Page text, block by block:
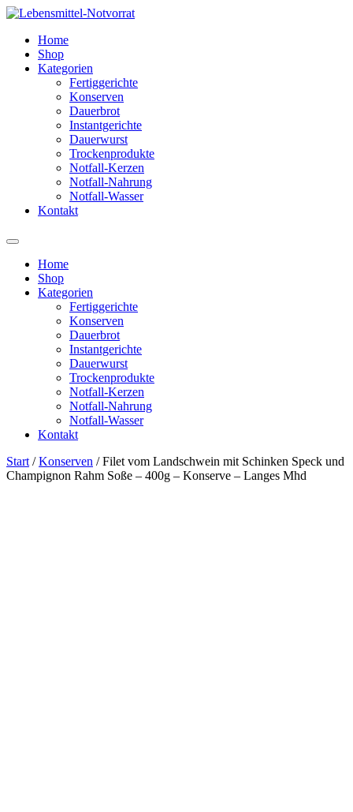
Zum
springenHome
Shop
Kategorien
Fertiggerichte
Konserven
Dauerbrot
Instantgerichte
Dauerwurst
Trockenprodukte
Notfall-Kerzen
Notfall-Nahrung
Notfall-Wasser
Kontakt
Home
Shop
Kategorien
Fertiggerichte
Konserven
Dauerbrot
Instantgerichte
Dauerwurst
Trockenprodukte
Notfall-Kerzen
Notfall-Nahrung
Notfall-Wasser
Kontakt
Start /Konserven / Filet vom Landschwein mit Schinken Speck und
Champignon Rahm Soße – 400g – Konserve – Langes Mhd